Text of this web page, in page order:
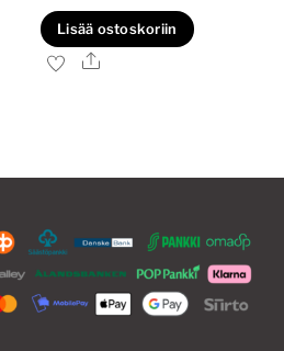
Lisää ostoskoriin
Ale